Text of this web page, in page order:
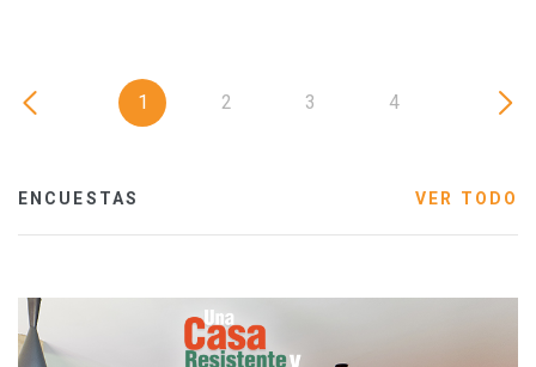
1 2 3 4
ENCUESTAS VER TODO